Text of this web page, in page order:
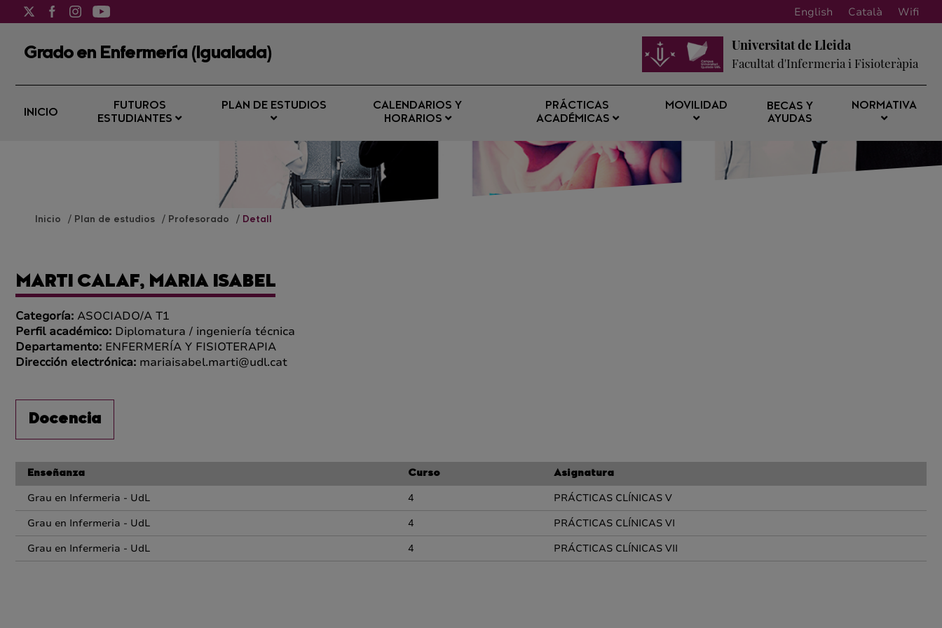
English Català Wifi
Grado en Enfermería (Igualada)
Universitat de Lleida
Facultat d'Infermeria i Fisioteràpia
INICIO
FUTUROS
ESTUDIANTES
PLAN DE ESTUDIOS
CALENDARIOS Y
HORARIOS
PRÁCTICAS
ACADÉMICAS
MOVILIDAD
BECAS Y
AYUDAS
NORMATIVA
Inicio Plan de estudios Profesorado Detall
MARTI CALAF, MARIA ISABEL
Categoría: ASOCIADO/A T1
Perfil académico: Diplomatura / ingeniería técnica
Departamento: ENFERMERÍA Y FISIOTERAPIA
Dirección electrónica: mariaisabel.marti@udl.cat
Docencia
Enseñanza Curso Asignatura
Grau en Infermeria - UdL 4
PRÁCTICAS CLÍNICAS V
Grau en Infermeria - UdL
4
PRÁCTICAS CLÍNICAS VI
Grau en Infermeria - UdL
4 PRÁCTICAS CLÍNICAS VII